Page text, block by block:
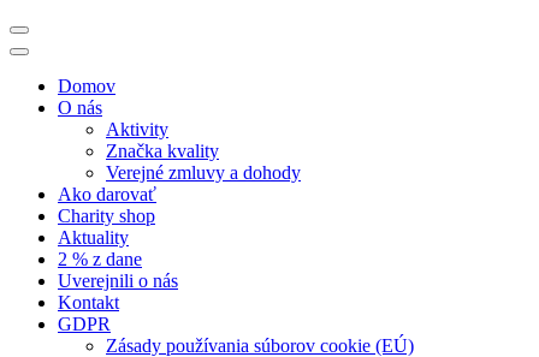
Domov
O nás
Aktivity
Značka kvality
Verejné zmluvy a dohody
Ako darovať
Charity shop
Aktuality
2 % z dane
Uverejnili o nás
Kontakt
GDPR
Zásady používania súborov cookie (EÚ)